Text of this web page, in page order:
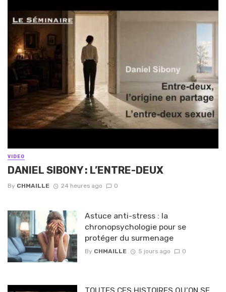
VIDEO
DANIEL SIBONY : L’ENTRE-DEUX
By CHMAILLE 24 heures ago 0
Astuce anti-stress : la
chronopsychologie pour se
protéger du surmenage
By CHMAILLE 5 jours ago 0